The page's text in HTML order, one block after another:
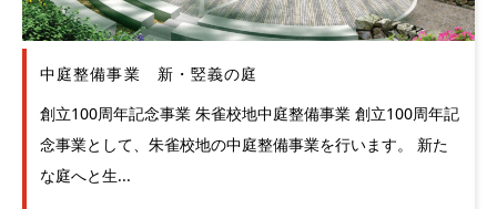
中庭整備事業 新・竪義の庭
創立100周年記念事業 朱雀校地中庭整備事業 創立100周年記
念事業として、朱雀校地の中庭整備事業を行います。 新た
な庭へと生...